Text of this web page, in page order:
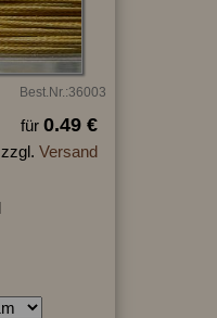
Best.Nr.:36003
für 0.49 €
zzgl. Versand